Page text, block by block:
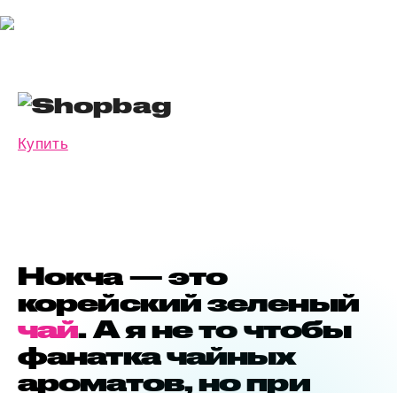
Купить
Нокча — это
корейский зеленый
чай. А я не то чтобы
фанатка чайных
ароматов, но при